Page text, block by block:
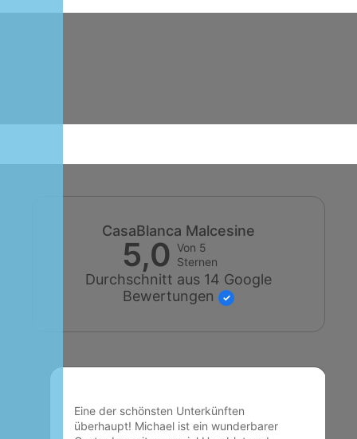
CasaBlanca Malcesine
5,0 Von 5
Sternen
Durchschnitt aus 14 Google
Bewertungen
Eine der schönsten Unterkünften
überhaupt! Michael ist ein wunderbarer